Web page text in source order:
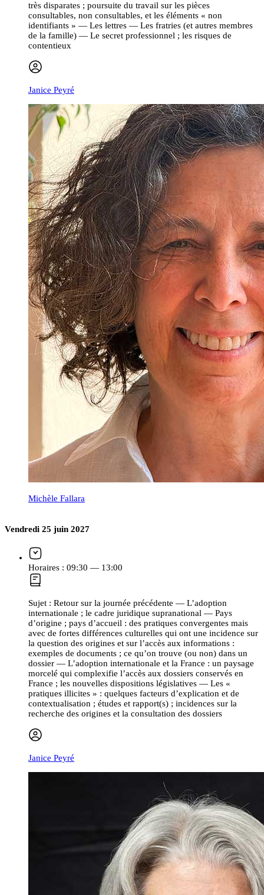
très disparates ; poursuite du travail sur les pièces
consultables, non consultables, et les éléments « non
identifiants » — Les lettres — Les fratries (et autres membres
de la famille) — Le secret professionnel ; les risques de
contentieux
Janice Peyré
Michèle Fallara
Vendredi 25 juin 2027
Horaires : 09:30 — 13:00
Sujet : Retour sur la journée précédente — L’adoption
internationale ; le cadre juridique supranational — Pays
d’origine ; pays d’accueil : des pratiques convergentes mais
avec de fortes différences culturelles qui ont une incidence sur
la question des origines et sur l’accès aux informations :
exemples de documents ; ce qu’on trouve (ou non) dans un
dossier — L’adoption internationale et la France : un paysage
morcelé qui complexifie l’accès aux dossiers conservés en
France ; les nouvelles dispositions législatives — Les «
pratiques illicites » : quelques facteurs d’explication et de
contextualisation ; études et rapport(s) ; incidences sur la
recherche des origines et la consultation des dossiers
Janice Peyré